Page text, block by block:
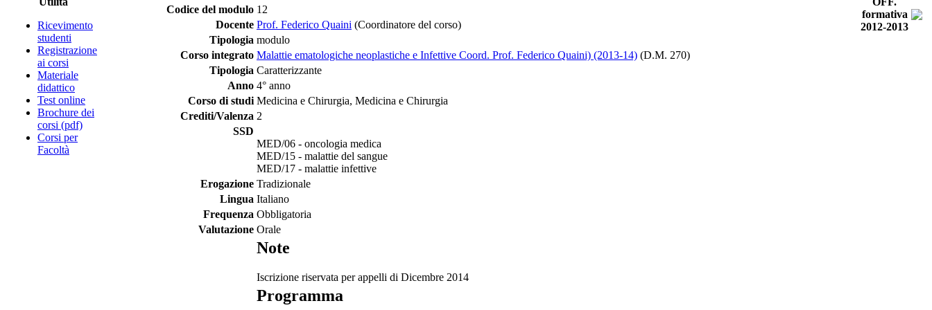
Ricevimento
studenti
Registrazione
ai corsi
Materiale
didattico
Test online
Brochure dei
corsi (pdf)
Corsi per
Facoltà
Codice del modulo 12
Docente Prof. Federico Quaini (Coordinatore del corso)
Tipologia modulo
Corso integrato Malattie ematologiche neoplastiche e Infettive Coord. Prof. Federico Quaini) (2013-14) (D.M. 270)
Tipologia Caratterizzante
Anno 4° anno
Corso di studi Medicina e Chirurgia, Medicina e Chirurgia
Crediti/Valenza 2
SSD
MED/06 - oncologia medica
MED/15 - malattie del sangue
MED/17 - malattie infettive
Erogazione Tradizionale
Lingua Italiano
Frequenza Obbligatoria
Valutazione Orale
Note
Iscrizione riservata per appelli di Dicembre 2014
Programma
formativa
2012-2013